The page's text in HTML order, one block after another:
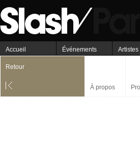
Accueil Événements Artistes
Retour
À propos